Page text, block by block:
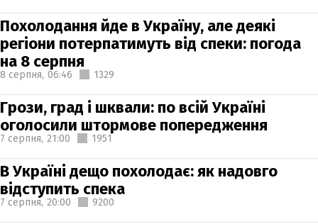
Похолодання йде в Україну, але деякі
регіони потерпатимуть від спеки: погода
на 8 серпня
8 серпня, 06:46 1329
Грози, град і шквали: по всій Україні
оголосили штормове попередження
7 серпня, 21:00 1951
В Україні дещо похолодає: як надовго
відступить спека
7 серпня, 20:00 9200